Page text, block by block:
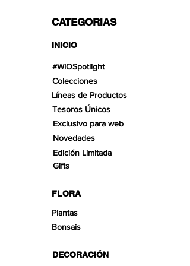
CATEGORIAS
INICIO
#WIOSpotlight
Colecciones
Líneas de Productos
Tesoros Únicos
Exclusivo para web
Novedades
Edición Limitada
Gifts
FLORA
Plantas
Bonsais
DECORACIÓN